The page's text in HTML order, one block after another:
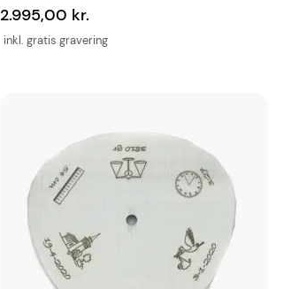
inkl. gratis gravering
2.995,00 kr.